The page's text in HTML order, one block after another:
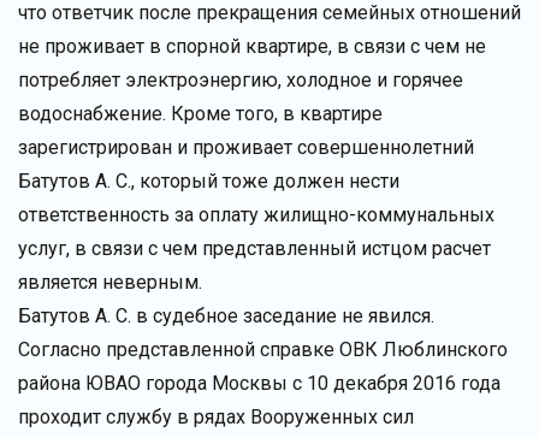
что ответчик после прекращения семейных отношений
не проживает в спорной квартире, в связи с чем не
потребляет электроэнергию, холодное и горячее
водоснабжение. Кроме того, в квартире
зарегистрирован и проживает совершеннолетний
Батутов А. С., который тоже должен нести
ответственность за оплату жилищно-коммунальных
услуг, в связи с чем представленный истцом расчет
является неверным.
Батутов А. С. в судебное заседание не явился.
Согласно представленной справке ОВК Люблинского
района ЮВАО города Москвы с 10 декабря 2016 года
проходит службу в рядах Вооруженных сил